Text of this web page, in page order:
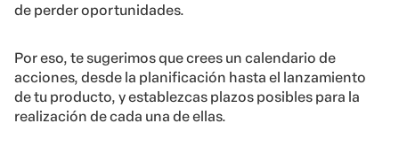
de perder oportunidades.
Por eso, te sugerimos que crees un calendario de
acciones, desde la planificación hasta el lanzamiento
de tu producto, y establezcas plazos posibles para la
realización de cada una de ellas.